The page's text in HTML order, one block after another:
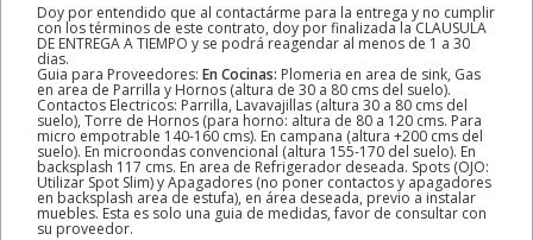
Doy por entendido que al contactárme para la entrega y no cumplir
con los términos de este contrato, doy por finalizada la CLAUSULA
DE ENTREGA A TIEMPO y se podrá reagendar al menos de 1 a 30
dias.
Guia para Proveedores: En Cocinas: Plomeria en area de sink, Gas
en area de Parrilla y Hornos (altura de 30 a 80 cms del suelo).
Contactos Electricos: Parrilla, Lavavajillas (altura 30 a 80 cms del
suelo), Torre de Hornos (para horno: altura de 80 a 120 cms. Para
micro empotrable 140-160 cms). En campana (altura +200 cms del
suelo). En microondas convencional (altura 155-170 del suelo). En
backsplash 117 cms. En area de Refrigerador deseada. Spots (OJO:
Utilizar Spot Slim) y Apagadores (no poner contactos y apagadores
en backsplash area de estufa), en área deseada, previo a instalar
muebles. Esta es solo una guia de medidas, favor de consultar con
su proveedor.